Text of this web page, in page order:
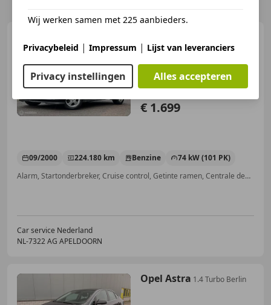
GL/LMV/APK/AC/AUTOMAAT/ELEK
€ 1.699
09/2000 224.180 km Benzine
74 kW (101 PK)
Alarm, Startonderbreker, Cruise control, Getinte ramen, Centrale deurvergrendeling met afstandsbediening, Airbag passagier
Car service Nederland
NL-7322 AG APELDOORN
Opel Astra 1.4 Turbo Berlin
Wij werken samen met 225 aanbieders.
Privacybeleid | Impressum | Lijst van leveranciers
Privacy instellingen Alles accepteren